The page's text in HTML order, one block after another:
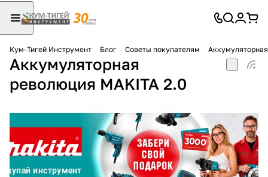
Кум-Тигей Инструмент Блог Советы покупателям
Аккумуляторная
революция MAKITA 2.0
Для клиентов всех банков
Разбейте
оплатуна части
без переплат